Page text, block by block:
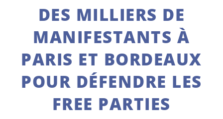
DES MILLIERS DE
MANIFESTANTS À
PARIS ET BORDEAUX
POUR DÉFENDRE LES
FREE PARTIES